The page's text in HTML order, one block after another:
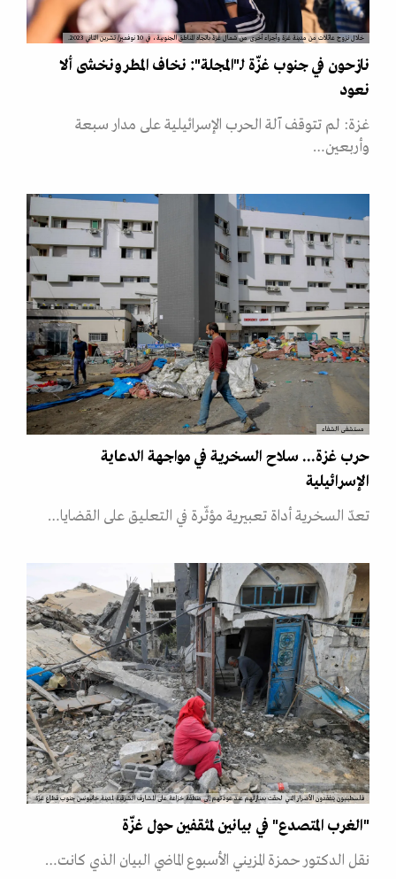
خلال نزوح عائلات من مدينة غزة وأجزاء أخرى من شمال غزة باتجاه المناطق الجنوبية، في 10 نوفمبر/ تشرين الثاني 2023.
نازحون في جنوب غزّة لـ"المجلة": نخاف المطر ونخشى ألا
نعود
غزة: لم تتوقف آلة الحرب الإسرائيلية على مدار سبعة
وأربعين…
مستشفى الشفاء
حرب غزة... سلاح السخرية في مواجهة الدعاية
الإسرائيلية
تعدّ السخرية أداة تعبيرية مؤثّرة في التعليق على القضايا…
فلسطينيون يتفقدون الأضرار التي لحقت بمنازلهم عند عودتهم إلى منطقة خزاعة على المشارف الشرقية لمدينة خانيونس جنوب قطاع غزة.
"الغرب المتصدع" في بيانين لمثقفين حول غزّة
نقل الدكتور حمزة المزيني الأسبوع الماضي البيان الذي كانت…